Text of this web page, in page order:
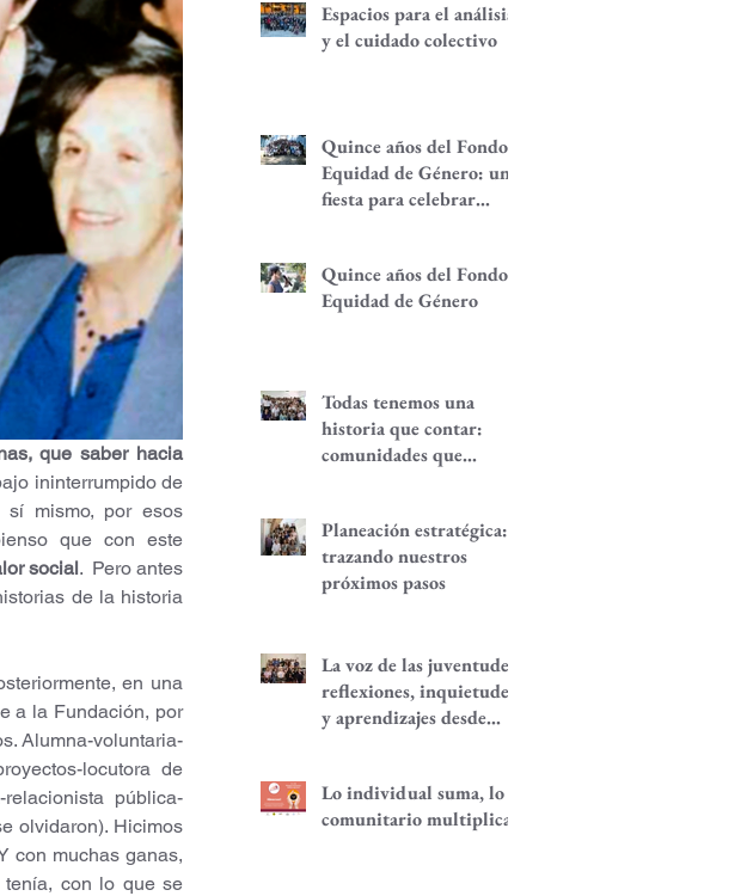
que saber hacia
ininterrumpido de
mismo, por esos
que con este
social.  Pero antes
de la historia
en una
a la Fundación, por
Alumna-voluntaria-
locutora de
pública-
olvidaron). Hicimos
con muchas ganas,
con lo que se
Espacios para el análisis
y el cuidado colectivo
Quince años del Fondo
Equidad de Género: una
fiesta para celebrar
mujeres y alternativas
económicas
Quince años del Fondo
Equidad de Género
Todas tenemos una
historia que contar:
comunidades que
Planeación estratégica:
trazando nuestros
próximos pasos
La voz de las juventudes:
reflexiones, inquietudes
y aprendizajes desde
Lo individual suma, lo
comunitario multiplica